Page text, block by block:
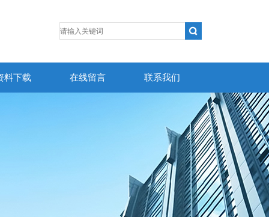
料下载 在线留言 联系我们